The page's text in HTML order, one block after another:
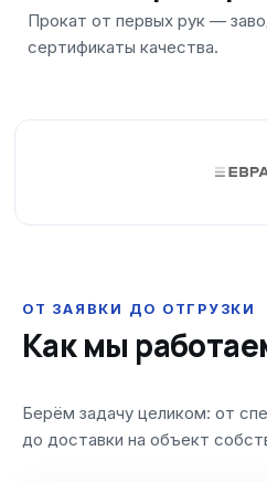
ОТ ЗАЯВКИ ДО ОТГРУЗКИ
Как мы
Берём задачу целиком: от
до доставки на объект